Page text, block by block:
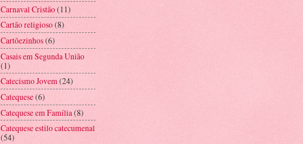
Carnaval Cristão(11)
Cartão religioso(8)
Cartõezinhos(6)
Casais em Segunda União
(1)
Catecismo Jovem(24)
Catequese(6)
Catequese em Família(8)
Catequese estilo catecumenal
(54)